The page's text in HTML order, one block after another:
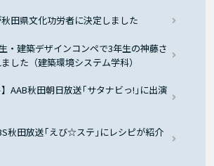
田県文化功労者に決定しました
・建築デザインコンペで3年生の神藤さ
した（建築環境システム学科）
】AAB秋田朝日放送｢サタナビっ!｣に出演
秋田放送｢えび☆ステ｣にレシピが紹介